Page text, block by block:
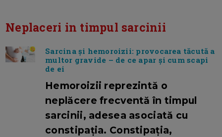
Neplaceri in timpul sarcinii
Sarcina și hemoroizii: provocarea tăcută a
multor gravide – de ce apar și cum scapi
de ei
Hemoroizii reprezintă o
neplăcere frecventă în timpul
sarcinii, adesea asociată cu
constipația. Constipația,